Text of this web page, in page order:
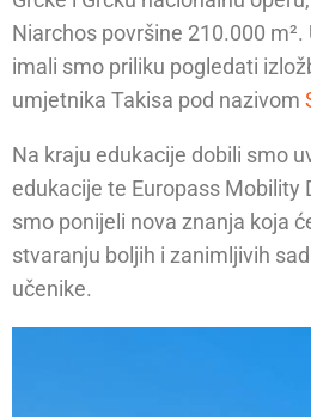
Niarchos površine 210.000
imali smo priliku pogledati
umjetnika Takisa pod nazivom
Na kraju edukacije dobili smo
edukacije te Europass Mobility
smo ponijeli nova znanja koja
stvaranju boljih i zanimljivih
učenike.